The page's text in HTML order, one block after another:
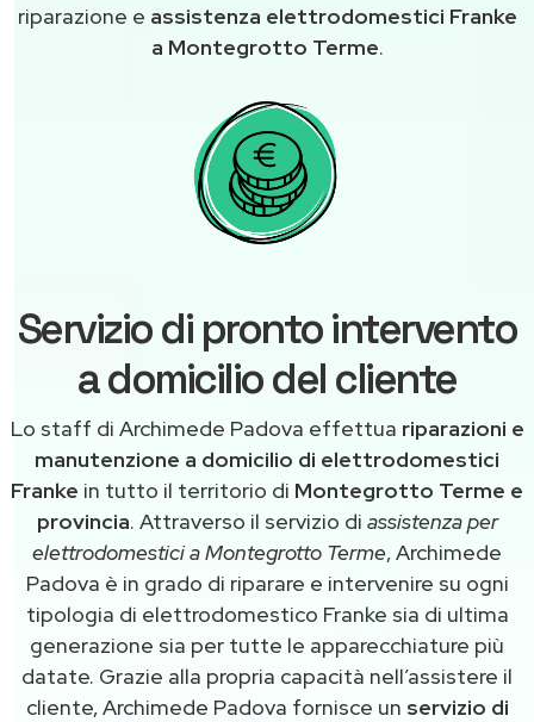
riparazione e assistenza elettrodomestici Franke
a Montegrotto Terme.
Servizio di pronto intervento
a domicilio del cliente
Lo staff di Archimede Padova effettua riparazioni e
manutenzione a domicilio di elettrodomestici
Franke in tutto il territorio di Montegrotto Terme e
provincia. Attraverso il servizio di assistenza per
elettrodomestici a Montegrotto Terme, Archimede
Padova è in grado di riparare e intervenire su ogni
tipologia di elettrodomestico Franke sia di ultima
generazione sia per tutte le apparecchiature più
datate. Grazie alla propria capacità nell’assistere il
cliente, Archimede Padova fornisce un servizio di